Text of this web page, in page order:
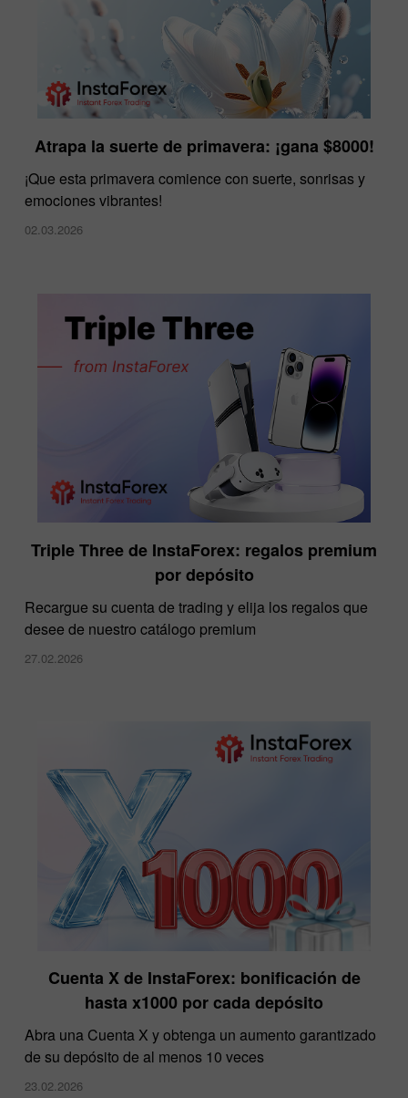
Atrapa la suerte de primavera: ¡gana $8000!
¡Que esta primavera comience con suerte, sonrisas y
emociones vibrantes!
02.03.2026
Triple Three de InstaForex: regalos premium
por depósito
Recargue su cuenta de trading y elija los regalos que
desee de nuestro catálogo premium
27.02.2026
Cuenta X de InstaForex: bonificación de
hasta x1000 por cada depósito
Abra una Cuenta X y obtenga un aumento garantizado
de su depósito de al menos 10 veces
23.02.2026